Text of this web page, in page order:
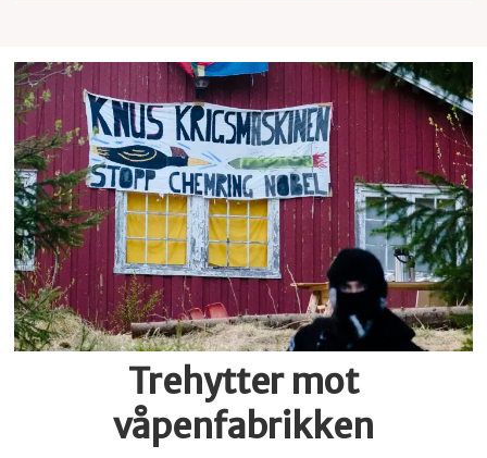
Trehytter mot
våpenfabrikken